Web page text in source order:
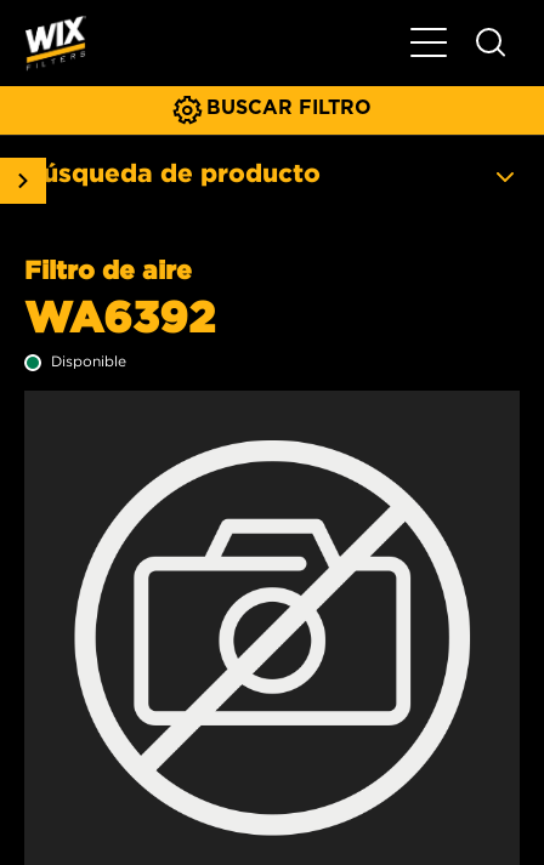
Menú
BUSCAR FILTRO
Búsqueda de producto
Filtro de aire
WA6392
Disponible